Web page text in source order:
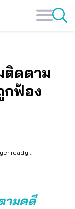
ติดตาม
กฟ้อง
ready...
ามคดี